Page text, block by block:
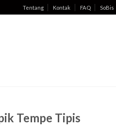
Tentang Kontak FAQ SoBis
Tempe Tipis